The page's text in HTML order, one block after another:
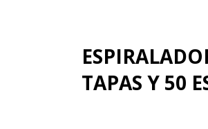
TAPAS Y 50